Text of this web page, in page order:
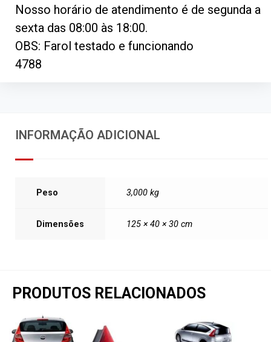
Nosso horário de atendimento é de segunda a
sexta das 08:00 às 18:00.
OBS: Farol testado e funcionando
4788
INFORMAÇÃO ADICIONAL
Peso 3,000 kg
Dimensões 125 × 40 × 30 cm
PRODUTOS RELACIONADOS